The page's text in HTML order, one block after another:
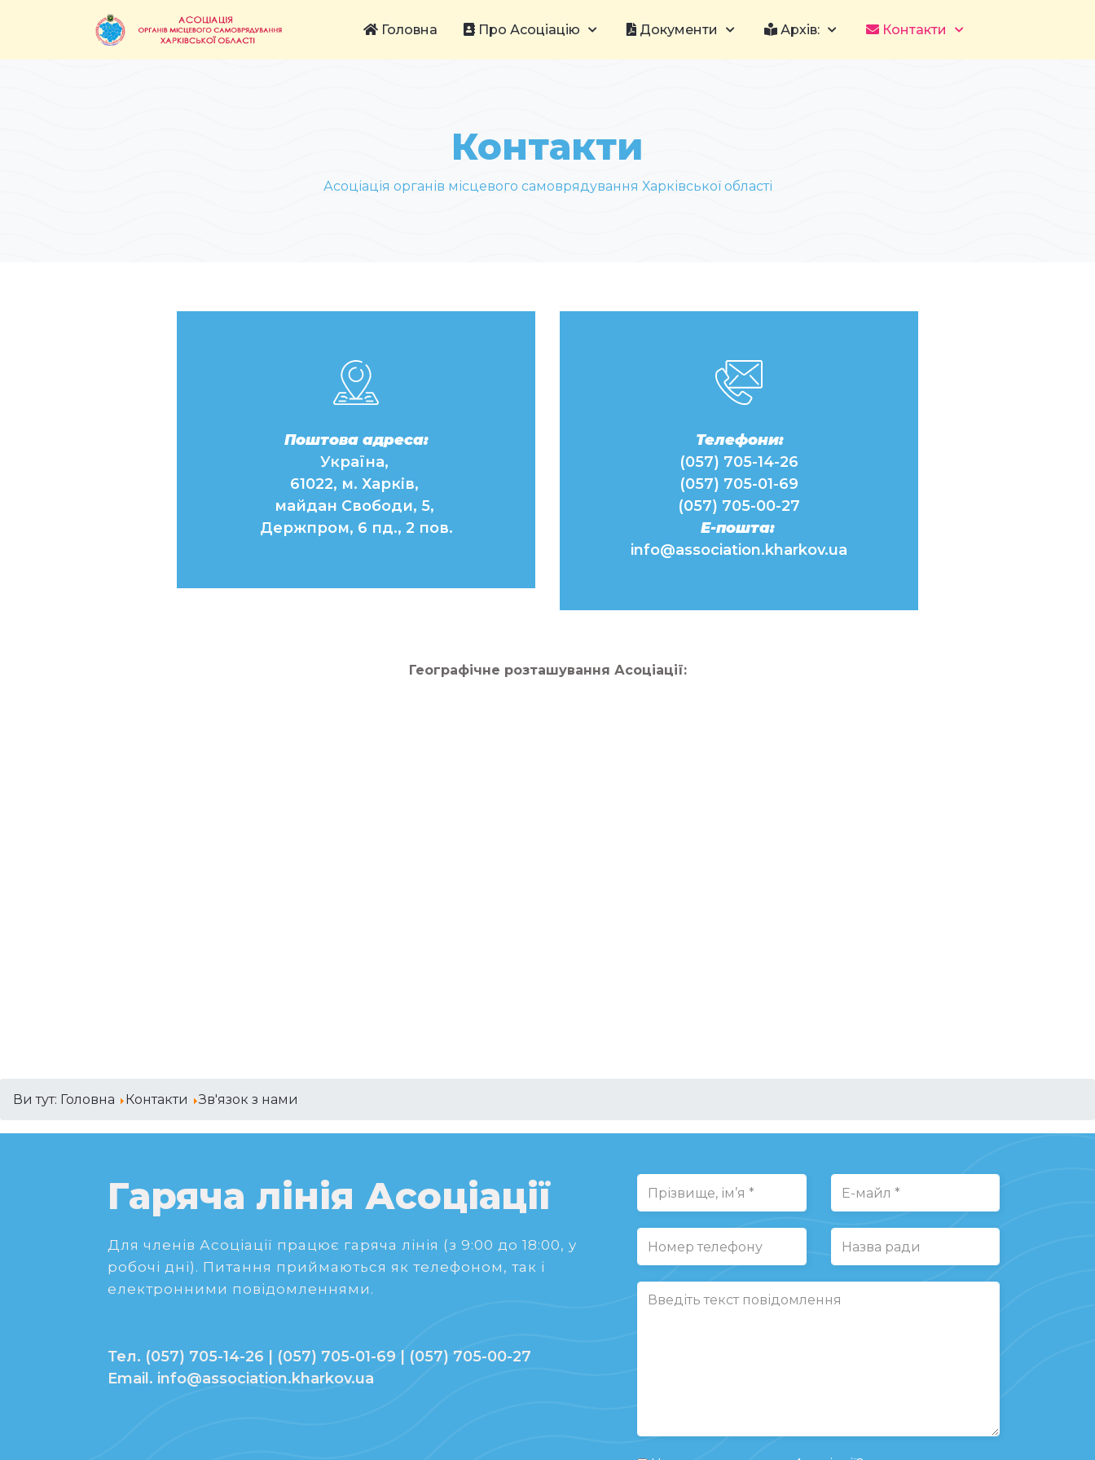
Головна Про Асоціацію Документи Архів: Контакти
Контакти
Асоціація органів місцевого самоврядування Харківської області
Поштова адреса:
Україна,
61022, м. Харків,
майдан Свободи, 5,
Держпром, 6 пд., 2 пов.
Телефони:
(057) 705-14-26
(057) 705-01-69
(057) 705-00-27
Е-пошта:
info@association.kharkov.ua
Географічне розташування Асоціації:
Ви тут: Головна Контакти Зв'язок з нами
Гаряча лінія Асоціації
Для членів Асоціації працює гаряча лінія (з 9:00 до 18:00, у
робочі дні). Питання приймаються як телефоном, так і
електронними повідомленнями.
Тел. (057) 705-14-26 | (057) 705-01-69 | (057) 705-00-27
Email. info@association.kharkov.ua